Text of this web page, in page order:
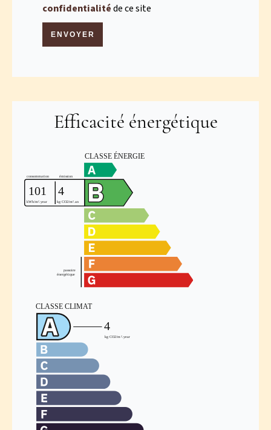
confidentialitéde ce site
ENVOYER
Efficacité énergétique